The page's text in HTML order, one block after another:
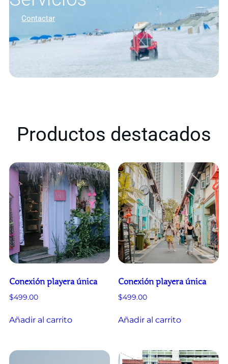
Contactar
Productos destacados
Conexión playera única
$499.00
Añadir al carrito
Conexión playera única
$499.00
Añadir al carrito